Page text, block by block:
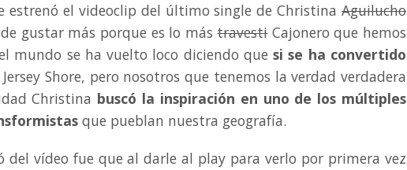
estrenó el videoclip del último single de Christina Aguilucho
gustar más porque es lo mástravestiCajonero que hemos
mundo se ha vuelto loco diciendo quesi se ha convertido
Shore, pero nosotros que tenemos la verdad verdadera
Christina buscó la inspiración en uno de los múltiples
que pueblan nuestra geografía.
del vídeo fue que al darle al play para verlo por primera vez